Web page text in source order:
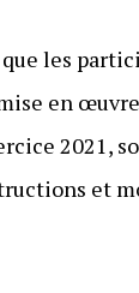
les
en
2021,
et